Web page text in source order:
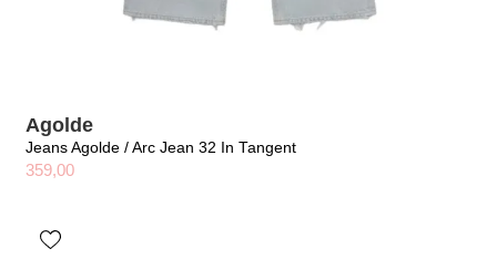
Agolde
Jeans Agolde / Arc Jean 32 In Tangent
359,00